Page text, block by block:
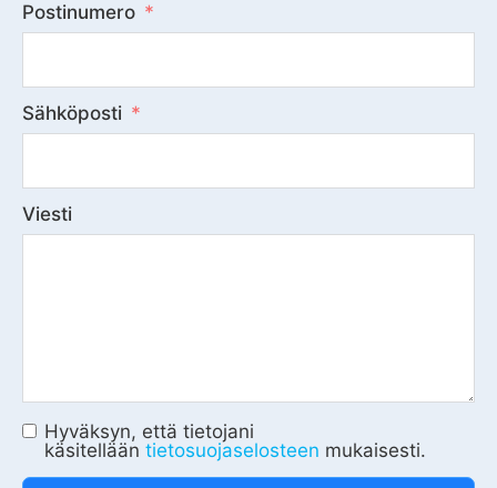
Postinumero
Sähköposti
Viesti
Hyväksyn, että tietojani
käsitellään tietosuojaselosteen mukaisesti.